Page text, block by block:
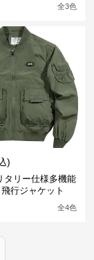
全3色
)
タリー仕様多機能
行ジャケット
全4色